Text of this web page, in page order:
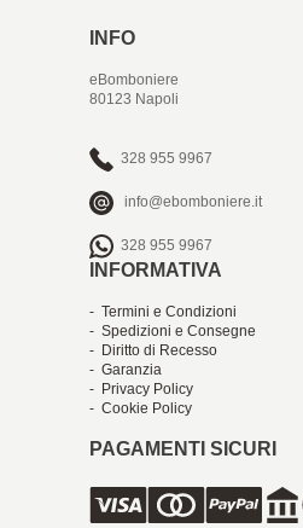
INFO
eBomboniere
80123 Napoli
328 955 9967
info@ebomboniere.it
328 955 9967
INFORMATIVA
- Termini e Condizioni
- Spedizioni e Consegne
- Diritto di Recesso
- Garanzia
- Privacy Policy
- Cookie Policy
PAGAMENTI SICURI